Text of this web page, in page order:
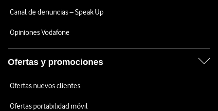
Canal de denuncias – Speak Up
Opiniones Vodafone
Ofertas y promociones
Ofertas nuevos clientes
Ofertas portabilidad móvil